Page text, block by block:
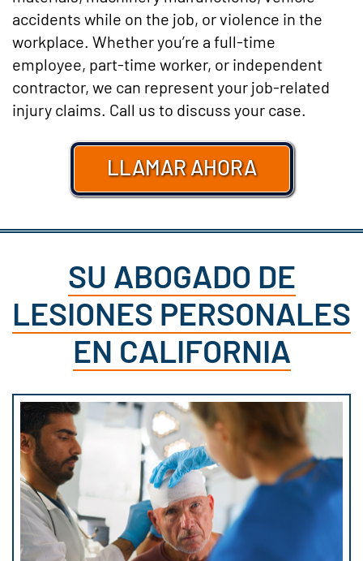
accidents while on the job, or violence in the
workplace. Whether you’re a full-time
employee, part-time worker, or independent
contractor, we can represent your job-related
injury claims. Call us to discuss your case.
LLAMAR AHORA
SU ABOGADO DE
LESIONES PERSONALES
EN CALIFORNIA